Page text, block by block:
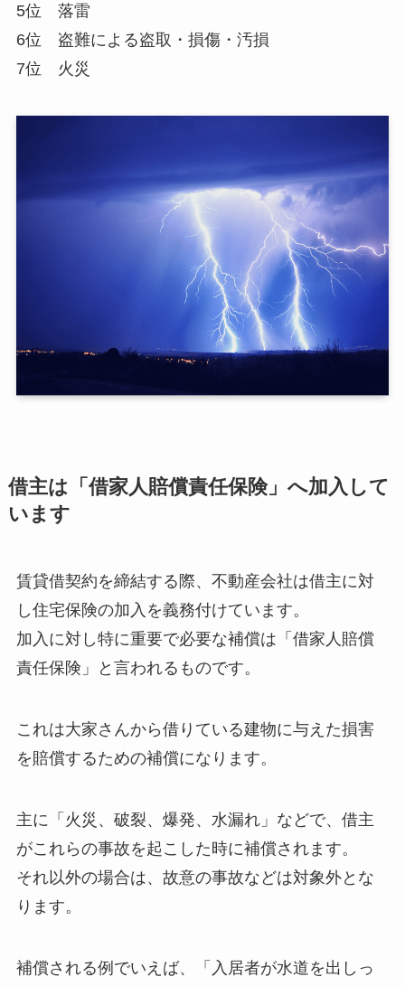
5位 落雷
6位 盗難による盗取・損傷・汚損
7位 火災
借主は「借家人賠償責任保険」へ加入して
います
賃貸借契約を締結する際、不動産会社は借主に対
し住宅保険の加入を義務付けています。
加入に対し特に重要で必要な補償は「借家人賠償
責任保険」と言われるものです。
これは大家さんから借りている建物に与えた損害
を賠償するための補償になります。
主に「火災、破裂、爆発、水漏れ」などで、借主
がこれらの事故を起こした時に補償されます。
それ以外の場合は、故意の事故などは対象外とな
ります。
補償される例でいえば、「入居者が水道を出しっ